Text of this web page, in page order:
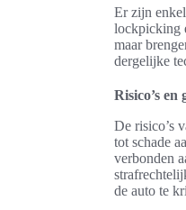
Er zijn
lockpicking
maar
dergelijke
Risico’s
De risico’s
tot schade
verbonden
de auto te